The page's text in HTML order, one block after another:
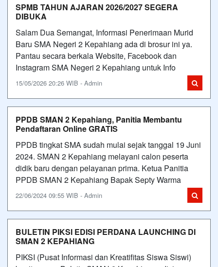
SPMB TAHUN AJARAN 2026/2027 SEGERA
DIBUKA
Salam Dua Semangat, Informasi Penerimaan Murid
Baru SMA Negeri 2 Kepahiang ada di brosur ini ya.
Pantau secara berkala Website, Facebook dan
Instagram SMA Negeri 2 Kepahiang untuk Info
15/05/2026 20:26 WIB - Admin
PPDB SMAN 2 Kepahiang, Panitia Membantu
Pendaftaran Online GRATIS
PPDB tingkat SMA sudah mulai sejak tanggal 19 Juni
2024. SMAN 2 Kepahiang melayani calon peserta
didik baru dengan pelayanan prima. Ketua Panitia
PPDB SMAN 2 Kepahiang Bapak Septy Warma
22/06/2024 09:55 WIB - Admin
BULETIN PIKSI EDISI PERDANA LAUNCHING DI
SMAN 2 KEPAHIANG
PIKSI (Pusat Informasi dan Kreatifitas Siswa Siswi)